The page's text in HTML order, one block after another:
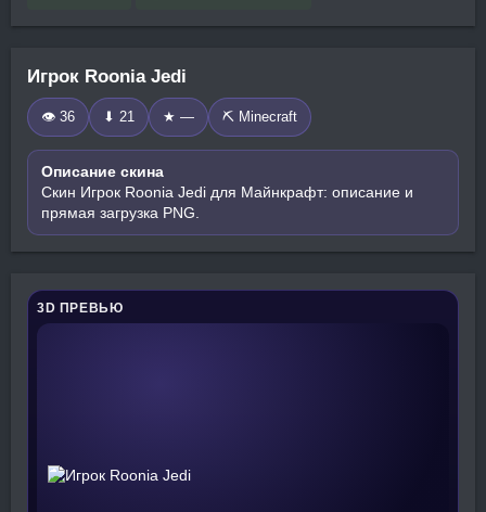
Игрок Roonia Jedi
👁 36 ⬇ 21 ★ — ⛏️ Minecraft
Описание скина
Скин Игрок Roonia Jedi для Майнкрафт: описание и
прямая загрузка PNG.
3D ПРЕВЬЮ